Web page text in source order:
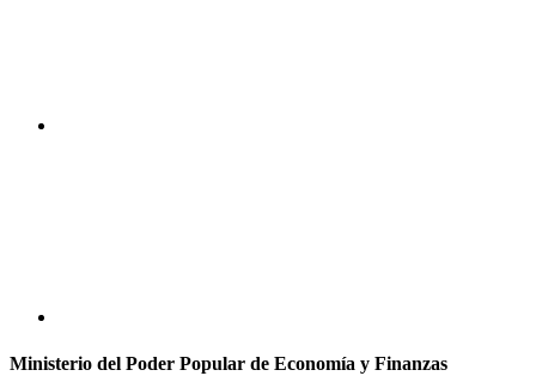
Ministerio del Poder Popular de Economía y Finanzas